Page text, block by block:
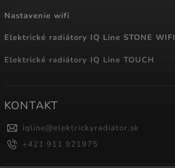
Nastavenie wifi
Elektrické radiátory IQ Line STONE WIFI
Elektrické radiátory IQ Line TOUCH
KONTAKT
iqline@elektrickyradiator.sk
+421 911 921975